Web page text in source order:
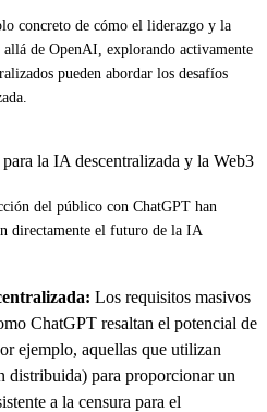
concreto de cómo el liderazgo y la
de OpenAI, explorando activamente
pueden abordar los desafíos
la IA descentralizada y la Web3
del público con ChatGPT han
directamente el futuro de la IA
Los requisitos masivos
ChatGPT resaltan el potencial de
ejemplo, aquellas que utilizan
distribuida) para proporcionar un
a la censura para el